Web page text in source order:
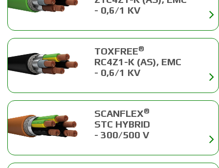
- 0,6/1 KV
TOXFREE®
RC4Z1-K (AS), EMC
- 0,6/1 KV
SCANFLEX®
STC HYBRID
- 300/500 V